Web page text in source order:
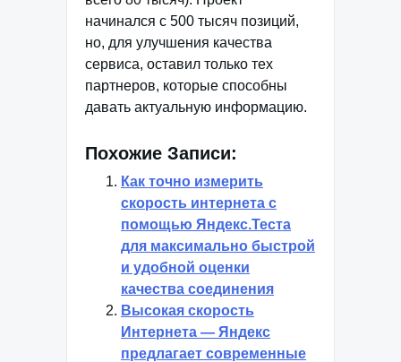
начинался с 500 тысяч позиций,
но, для улучшения качества
сервиса, оставил только тех
партнеров, которые способны
давать актуальную информацию.
Похожие Записи:
Как точно измерить
скорость интернета с
помощью Яндекс.Теста
для максимально быстрой
и удобной оценки
качества соединения
Высокая скорость
Интернета — Яндекс
предлагает современные